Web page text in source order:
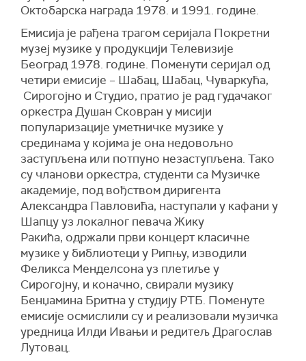
Октобарска награда 1978. и 1991. године.
Емисија је рађена трагом серијала Покретни
музеј музике у продукцији Телевизије
Београд 1978. године. Поменути серијал од
четири емисије – Шабац, Шабац, Чуваркућа,
Сирогојно и Студио, пратио је рад гудачаког
оркестра Душан Сковран у мисији
популаризације уметничке музике у
срединама у којима је она недовољно
заступљена или потпуно незаступљена. Тако
су чланови оркестра, студенти са Музичке
академије, под вођством диригента
Александра Павловића, наступали у кафани у
Шапцу уз локалног певача Жику
Ракића, одржали први концерт класичне
музике у библиотеци у Рипњу, изводили
Феликса Менделсона уз плетиље у
Сирогојну, и коначно, свирали музику
Бенџамина Бритна у студију РТБ. Поменуте
емисије осмислили су и реализовали музичка
уредница Илди Ивањи и редитељ Драгослав
Лутовац.